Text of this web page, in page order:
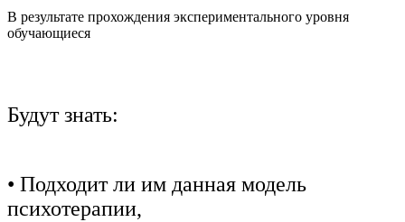
В результате прохождения экспериментального уровня
обучающиеся
Будут знать:
• Подходит ли им данная модель
психотерапии,